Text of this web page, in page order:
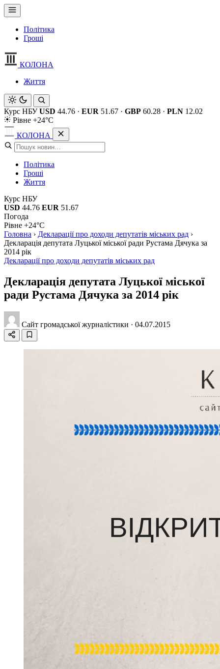
Політика
Гроші
КОЛОНА
Життя
Курс НБУ USD 44.76 · EUR 51.67 · GBP 60.28 · PLN 12.02
Рівне +24°C
КОЛОНА
Політика
Гроші
Життя
Курс НБУ
USD 44.76 EUR 51.67
Погода
Рівне +24°C
Головна › Декларації про доходи депутатів міських рад ›
Декларація депутата Луцької міської ради Рустама Дячука за
2014 рік
Декларації про доходи депутатів міських рад
Декларація депутата Луцької міської
ради Рустама Дячука за 2014 рік
Сайт громадської журналістики · 04.07.2015